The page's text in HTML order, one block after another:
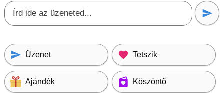
Üzenet Tetszik
Ajándék Köszöntő